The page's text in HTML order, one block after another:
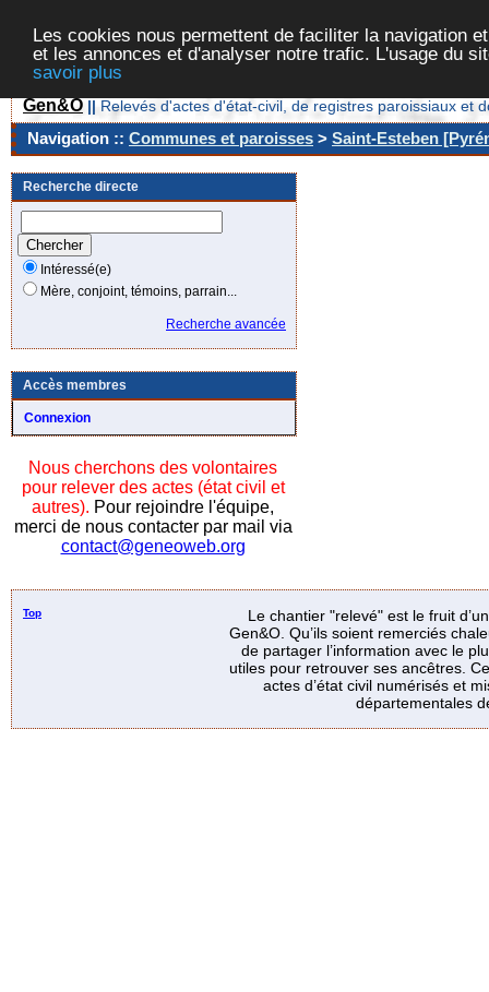
Les cookies nous permettent de faciliter la navigation
et les annonces et d'analyser notre trafic. L'usage du
savoir plus
Gen&O || Relevés d'actes d'état-civil, de registres paroissiaux et
Navigation :: Communes et paroisses > Saint-Esteben
Recherche directe
Intéressé(e)
Mère, conjoint, témoins, parrain...
Recherche avancée
Accès membres
Connexion
Nous cherchons des volontaires
pour relever des actes (état civil et
autres). Pour rejoindre l'équipe,
merci de nous contacter par mail via
contact@geneoweb.org
Top
Le chantier "relevé" est le fruit
Gen&O. Qu’ils soient remerciés
de partager l’information avec le
utiles pour retrouver ses ancêtres.
actes d’état civil numérisés et
départementales